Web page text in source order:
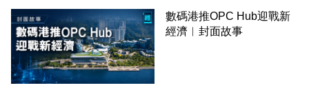
數碼港推OPC Hub迎戰新
經濟︳封面故事